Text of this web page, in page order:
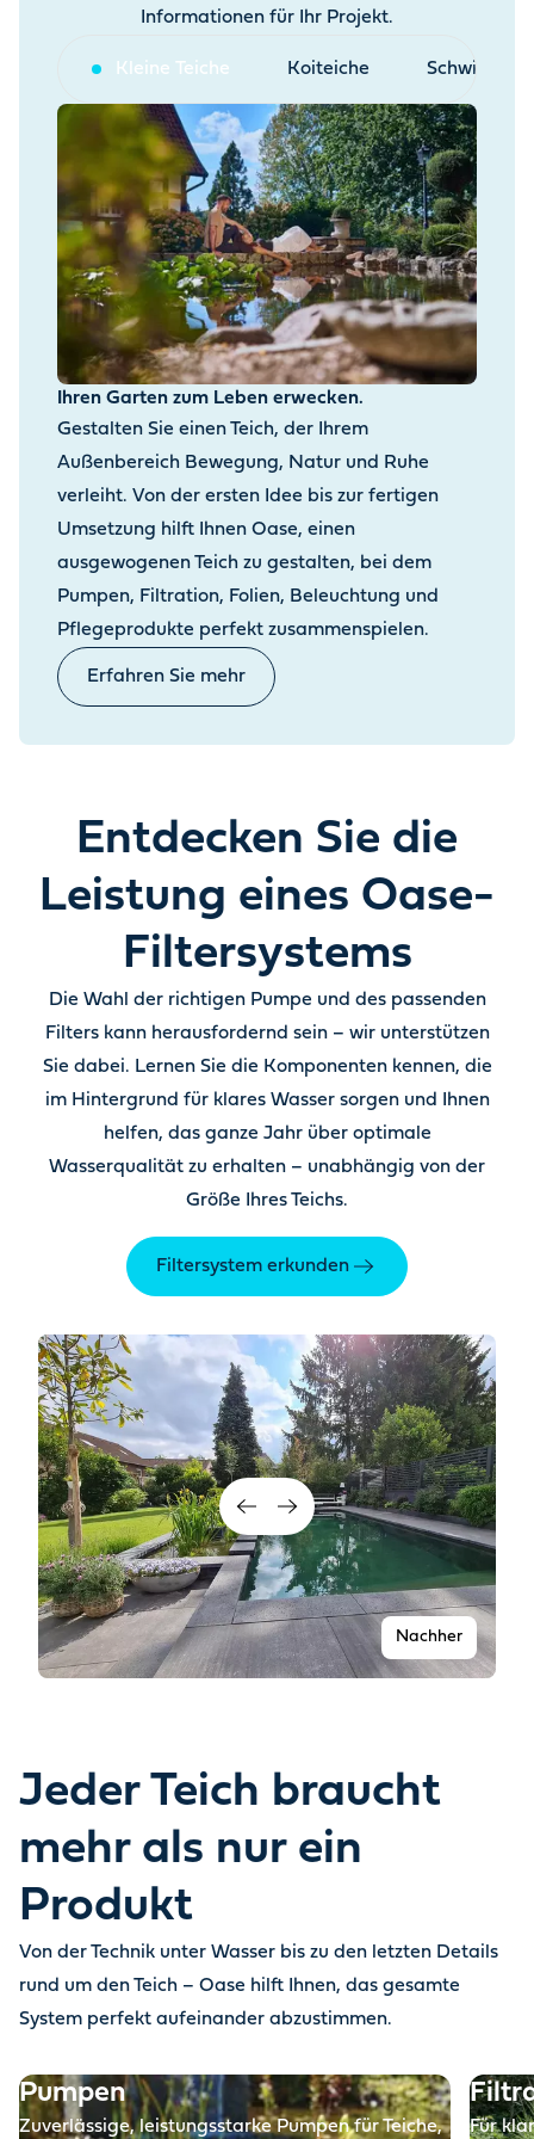
Informationen für Ihr Projekt.
Kleine Teiche Koiteiche
Ihren Garten zum Leben erwecken.
Gestalten Sie einen Teich, der Ihrem
Außenbereich Bewegung, Natur und Ruhe
verleiht. Von der ersten Idee bis zur fertigen
Umsetzung hilft Ihnen Oase, einen
ausgewogenen Teich zu gestalten, bei dem
Pumpen, Filtration, Folien, Beleuchtung und
Pflegeprodukte perfekt zusammenspielen.
Erfahren Sie mehr
Entdecken Sie die
Leistung eines Oase-
Filtersystems
Die Wahl der richtigen Pumpe und des passenden
Filters kann herausfordernd sein – wir unterstützen
Sie dabei. Lernen Sie die Komponenten kennen, die
im Hintergrund für klares Wasser sorgen und Ihnen
helfen, das ganze Jahr über optimale
Wasserqualität zu erhalten – unabhängig von der
Größe Ihres Teichs.
Filtersystem erkunden
Nachher
Vorher
Jeder Teich braucht
mehr als nur ein
Produkt
Von der Technik unter Wasser bis zu den letzten Details
rund um den Teich – Oase hilft Ihnen, das gesamte
System perfekt aufeinander abzustimmen.
Pumpen
Zuverlässige, leistungsstarke Pumpen für Teiche,
Für